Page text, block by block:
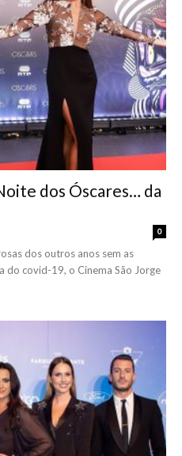
dos Óscares… da
0
dos outros anos sem as
do covid-19, o Cinema São Jorge